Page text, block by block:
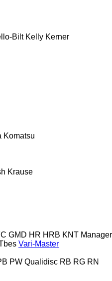
Bilt Kelly Kerner
Komatsu
Krause
GMD HR HRB KNT Manager
Vari-Master
PW Qualidisc RB RG RN